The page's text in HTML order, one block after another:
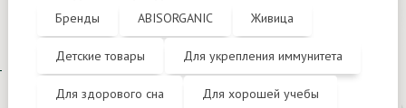
Бренды ABISORGANIC Живица
Детские товары Для укрепления иммунитета
Для здорового сна Для хорошей учебы